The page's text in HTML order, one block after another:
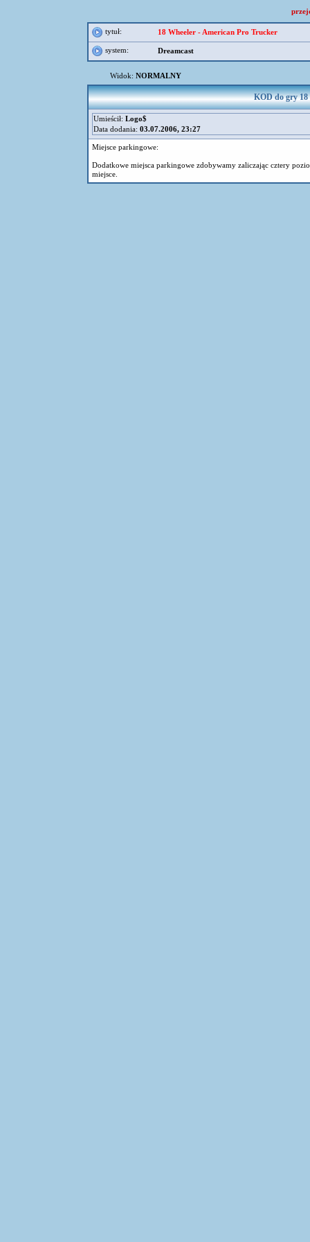
tytuł: 18 Wheeler - American Pro Trucker
system: Dreamcast
Widok: NORMALNY
KOD do gry 18
Umieścił: Logo$
Data dodania: 03.07.2006, 23:27
Miejsce parkingowe:
Dodatkowe miejsca parkingowe zdobywamy zaliczając cztery
miejsce.